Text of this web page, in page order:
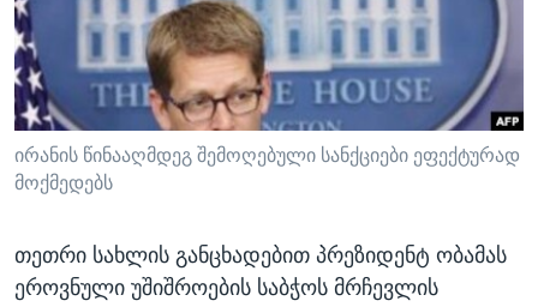
ᲡᲢᲣᲓᲘᲐ ᲕᲐᲨᲘᲜᲒᲢᲝᲜᲘ
ᲔᲙᲝᲜᲝᲛᲘᲙᲐ
ᲯᲐᲜᲛᲠᲗᲔᲚᲝᲑᲐ
ᲛᲔᲪᲜᲘᲔᲠᲔᲑᲐ
ᲘᲜᲢᲔᲠᲕᲘᲣ
ᲙᲣᲚᲢᲣᲠᲐ
ᲓᲔᲖᲘᲜᲤᲝᲠᲛᲐᲪᲘᲐ
Learning English
ᲗᲕᲐᲚᲘ ᲒᲕᲐᲓᲔᲕᲜᲔᲗ
ირანის წინააღმდეგ შემოღებული სანქციები ეფექტურად
მოქმედებს
თეთრი სახლის განცხადებით პრეზიდენტ ობამას
ეროვნული უშიშროების საბჭოს მრჩევლის